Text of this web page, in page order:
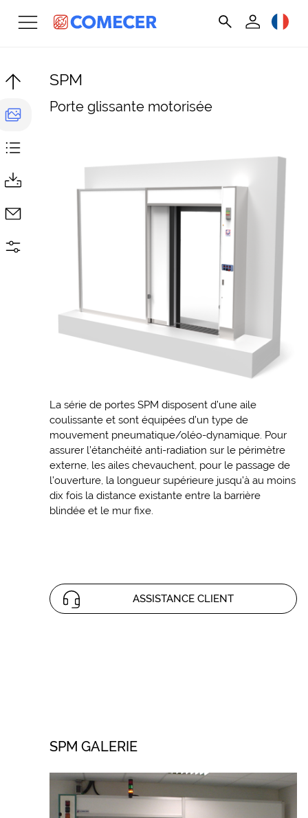
SPM
Porte glissante motorisée
La série de portes SPM disposent d’une aile
coulissante et sont équipées d’un type de
mouvement pneumatique/oléo-dynamique. Pour
assurer l’étanchéité anti-radiation sur le périmètre
externe, les ailes chevauchent, pour le passage de
l’ouverture, la longueur supérieure jusqu’à au moins
dix fois la distance existante entre la barrière
blindée et le mur fixe.
ASSISTANCE CLIENT
SPM GALERIE